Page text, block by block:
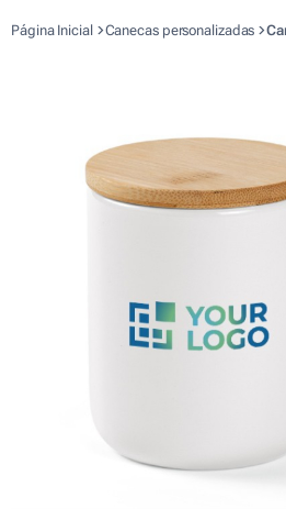
Página Inicial Canecas personalizadas